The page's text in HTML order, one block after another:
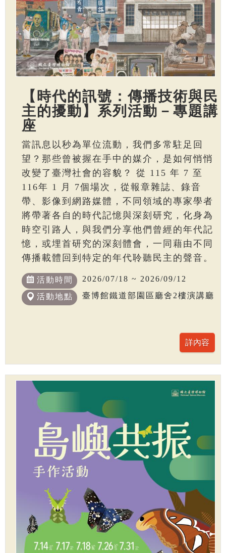
【時代的訊號：傳播技術與民
主的擾動】系列活動－專題講
座
當訊息以秒為單位流動，我們多常駐足回
望？那些曾被握在手中的媒介，是如何悄悄
改變了臺灣社會的容貌？ 從 115 年 7 至
116年 1 月 7個場次，從報章雜誌、錄音
帶、影像到網路媒體，不同領域的專家學者
將帶著各自的時代記憶與深刻研究，化身為
時空引路人，與我們分享他們曾經的年代記
憶，或埋首研究的深刻體會，一同藉由不同
傳播載體回到特定的年代聆聽民主的聲音。
活動時間 2026/07/18 ~ 2026/09/12
活動地點 臺博館鐵道部園區廳舍2樓演講廳